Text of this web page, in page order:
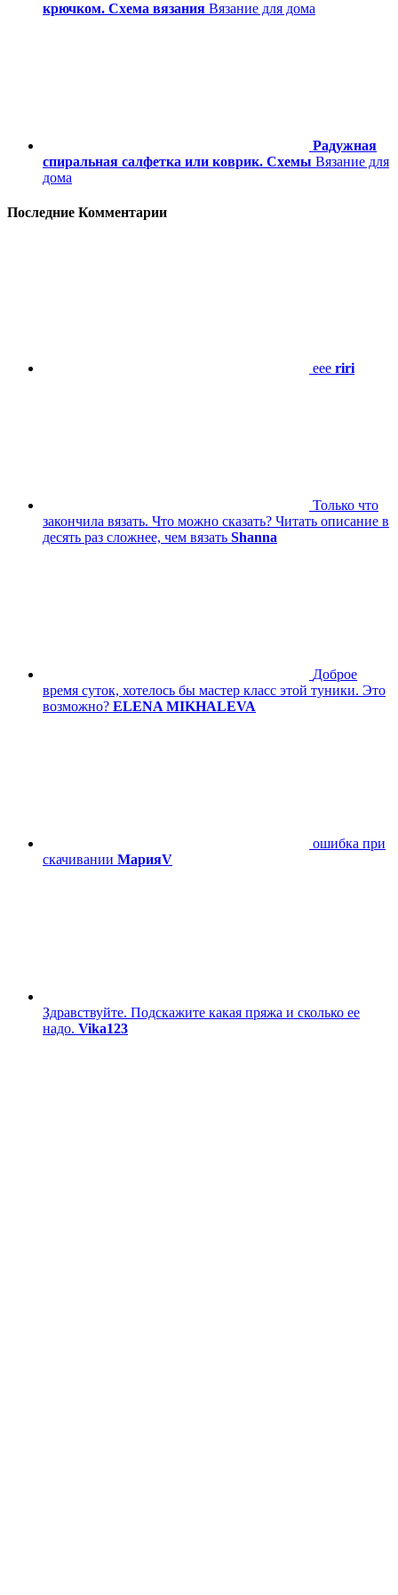
крючком. Схема вязания Вязание для дома
Радужная
спиральная салфетка или коврик. Схемы Вязание для
дома
Последние Комментарии
eee riri
Только что
закончила вязать. Что можно сказать? Читать описание в
десять раз сложнее, чем вязать Shanna
Доброе
время суток, хотелось бы мастер класс этой туники. Это
возможно? ELENA MIKHALEVA
ошибка при
скачивании МарияV
Здравствуйте. Подскажите какая пряжа и сколько ее
надо. Vika123